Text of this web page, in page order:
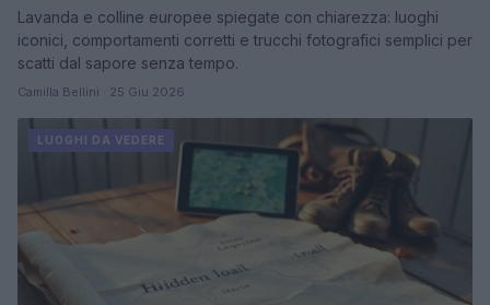
Lavanda e colline europee spiegate con chiarezza: luoghi
iconici, comportamenti corretti e trucchi fotografici semplici per
scatti dal sapore senza tempo.
Camilla Bellini · 25 Giu 2026
LUOGHI DA VEDERE